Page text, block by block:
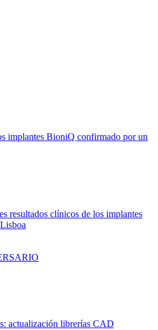
implantes BioniQ confirmado por un
resultados clínicos de los implantes
actualización librerías CAD